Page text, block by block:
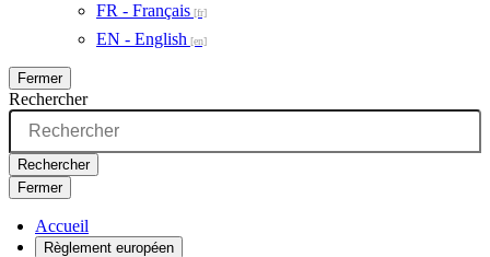
FR - Français
EN - English
Fermer
Rechercher
Rechercher
Fermer
Accueil
Règlement européen